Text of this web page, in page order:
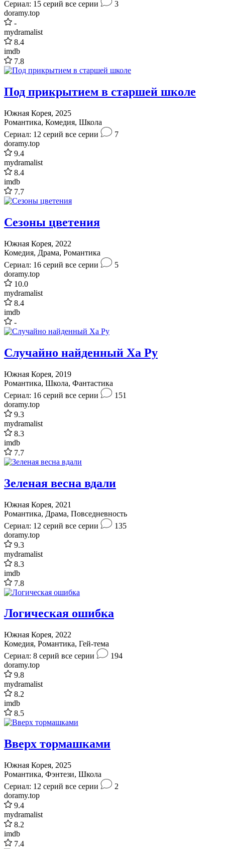
Сериал: 15 серий все серии
3
doramy.top
-
mydramalist
8.4
imdb
7.8
Под прикрытием в старшей школе
Южная Корея, 2025
Романтика, Комедия, Школа
Сериал: 12 серий все серии
7
doramy.top
9.4
mydramalist
8.4
imdb
7.7
Сезоны цветения
Южная Корея, 2022
Комедия, Драма, Романтика
Сериал: 16 серий все серии
5
doramy.top
10.0
mydramalist
8.4
imdb
-
Случайно найденный Ха Ру
Южная Корея, 2019
Романтика, Школа, Фантастика
Сериал: 16 серий все серии
151
doramy.top
9.3
mydramalist
8.3
imdb
7.7
Зеленая весна вдали
Южная Корея, 2021
Романтика, Драма, Повседневность
Сериал: 12 серий все серии
135
doramy.top
9.3
mydramalist
8.3
imdb
7.8
Логическая ошибка
Южная Корея, 2022
Комедия, Романтика, Гей-тема
Сериал: 8 серий все серии
194
doramy.top
9.8
mydramalist
8.2
imdb
8.5
Вверх тормашками
Южная Корея, 2025
Романтика, Фэнтези, Школа
Сериал: 12 серий все серии
2
doramy.top
9.4
mydramalist
8.2
imdb
7.4